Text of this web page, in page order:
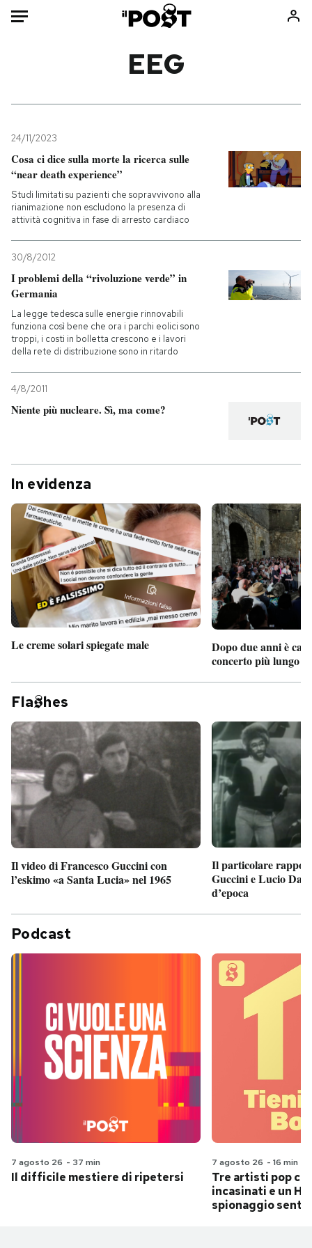
Mondo
Politica
Tecnologia
Internet
Scienza
Economia
Sport
Consumismi
Ok Boomer!
Media
Mondiali calcio 2026
PODCAST
NEWSLETTER
SHOP
CALENDARIO
AREA PERSONALE
Entra
EEG
24/11/2023
Cosa ci dice sulla morte la ricerca sulle
“near death experience”
Studi limitati su pazienti che sopravvivono alla
rianimazione non escludono la presenza di
attività cognitiva in fase di arresto cardiaco
30/8/2012
I problemi della “rivoluzione verde” in
Germania
La legge tedesca sulle energie rinnovabili
funziona così bene che ora i parchi eolici sono
troppi, i costi in bolletta crescono e i lavori
della rete di distribuzione sono in ritardo
4/8/2011
Niente più nucleare. Sì, ma come?
In evidenza
Le creme solari spiegate male
Dopo due anni è
concerto più lungo
Fla hes
Il video di Francesco Guccini con
l’eskimo «a Santa Lucia» nel 1965
Il particolare
Guccini e Lucio
d’epoca
Podcast
7 agosto 26 - 37 min
Il difficile mestiere di ripetersi
7 agosto 26 - 16 min
Tre artisti pop
incasinati e un
spionaggio